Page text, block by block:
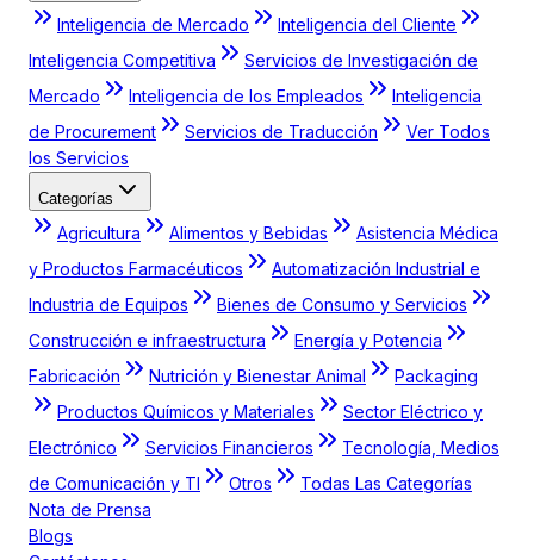
Inteligencia de Mercado
Inteligencia del Cliente
Inteligencia Competitiva
Servicios de Investigación de
Mercado
Inteligencia de los Empleados
Inteligencia
de Procurement
Servicios de Traducción
Ver Todos
los Servicios
Categorías
Agricultura Alimentos y Bebidas
Asistencia Médica
y Productos Farmacéuticos
Automatización Industrial e
Industria de Equipos
Bienes de Consumo y Servicios
Construcción e infraestructura
Energía y Potencia
Fabricación
Nutrición y Bienestar Animal
Packaging
Productos Químicos y Materiales
Sector Eléctrico y
Electrónico
Servicios Financieros
Tecnología, Medios
de Comunicación y TI
Otros
Todas Las Categorías
Nota de Prensa
Blogs